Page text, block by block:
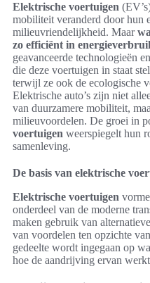
Elektrische voertuigen
mobiliteit veranderd door hun
milieuvriendelijkheid. Maar
zo efficiënt in
geavanceerde technologieën
die deze voertuigen in staat
terwijl ze ook de ecologische
Elektrische auto’s zijn niet
van duurzamere mobiliteit,
milieuvoordelen. De groei in
voertuigen weerspiegelt hun
samenleving.
De basis van elektrische
Elektrische voertuigen
onderdeel van de moderne
maken gebruik van
van voordelen ten opzichte
gedeelte wordt ingegaan op
hoe de aandrijving ervan